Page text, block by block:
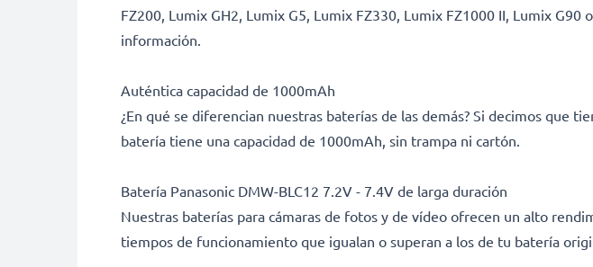
FZ200, Lumix GH2, Lumix G5, Lumix FZ330, Lumix FZ1000 II, Lumix
información.
Auténtica capacidad de 1000mAh
¿En qué se diferencian nuestras baterías de las demás? Si decimos que
batería tiene una capacidad de 1000mAh, sin trampa ni cartón.
Batería Panasonic DMW-BLC12 7.2V - 7.4V de larga duración
Nuestras baterías para cámaras de fotos y de vídeo ofrecen un alto
tiempos de funcionamiento que igualan o superan a los de tu batería